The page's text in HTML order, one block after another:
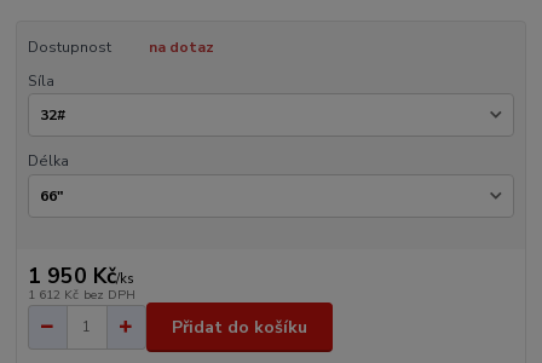
Dostupnost
na dotaz
Síla
Délka
1 950 Kč/ks
1 612 Kč bez DPH
Přidat do košíku